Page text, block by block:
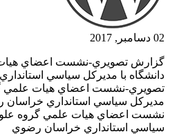
02 دسامبر, 2017
گزارش تصويري-نشست اعضاي
دانشگاه با مديركل سياسي
تصويري-نشست اعضاي هيات علمي
مديركل سياسي استانداري
نشست اعضاي هيات علمي گروه
سياسي استانداري خراسان رضوي